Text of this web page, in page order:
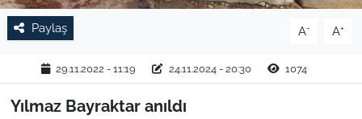
Paylaş A- A+
29.11.2022 - 11:19 24.11.2024 - 20:30 1074
Yılmaz Bayraktar anıldı
RESMİ İLAN
SPOR
YAŞAM